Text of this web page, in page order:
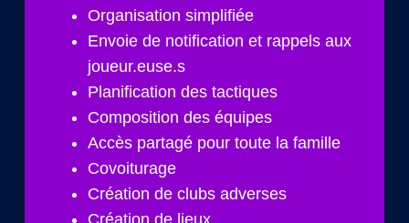
Organisation simplifiée
Envoie de notification et rappels aux
joueur.euse.s
Planification des tactiques
Composition des équipes
Accès partagé pour toute la famille
Covoiturage
Création de clubs adverses
Création de lieux